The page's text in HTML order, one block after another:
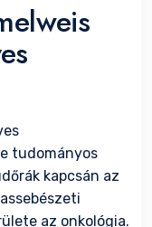
tudományos
kapcsán az
az onkológia.